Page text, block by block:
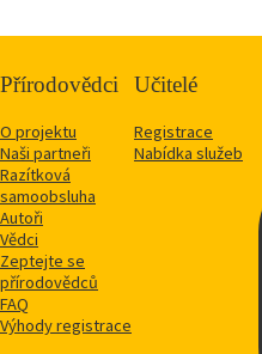
Přírodovědci
O projektu
Naši partneři
Razítková
samoobsluha
Autoři
Vědci
Zeptejte se
přírodovědců
FAQ
Výhody registrace
Učitelé
Registrace
Nabídka služeb